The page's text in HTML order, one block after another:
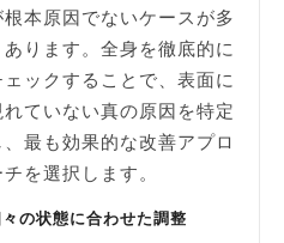
根本原因でないケースが多
あります。全身を徹底的に
ェックすることで、表面に
れていない真の原因を特定
、最も効果的な改善アプロ
チを選択します。
の状態に合わせた調整